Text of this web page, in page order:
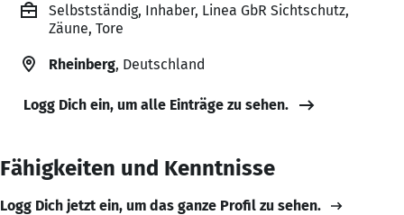
Selbstständig, Inhaber, Linea GbR Sichtschutz,
Zäune, Tore
Rheinberg, Deutschland
Logg Dich ein, um alle Einträge zu sehen.
Fähigkeiten und Kenntnisse
Logg Dich jetzt ein, um das ganze Profil zu sehen.